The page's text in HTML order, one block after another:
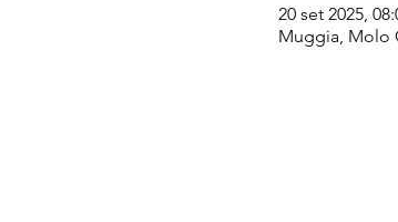
20 set 2025,
Muggia, Molo